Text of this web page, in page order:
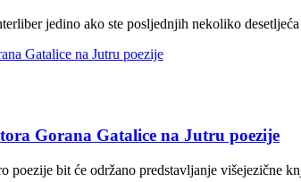
jedino ako ste posljednjih nekoliko
Gorana Gatalice na Jutru poezije
poezije bit će održano predstavljanje višejezične